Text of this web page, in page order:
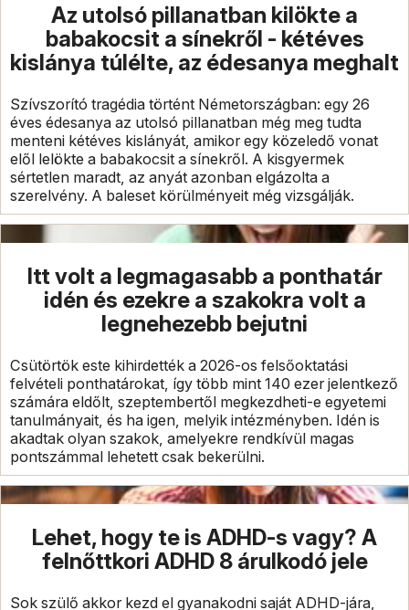
Az utolsó pillanatban kilökte a
babakocsit a sínekről - kétéves
kislánya túlélte, az édesanya meghalt
Szívszorító tragédia történt Németországban: egy 26
éves édesanya az utolsó pillanatban még meg tudta
menteni kétéves kislányát, amikor egy közeledő vonat
elől lelökte a babakocsit a sínekről. A kisgyermek
sértetlen maradt, az anyát azonban elgázolta a
szerelvény. A baleset körülményeit még vizsgálják.
Itt volt a legmagasabb a ponthatár
idén és ezekre a szakokra volt a
legnehezebb bejutni
Csütörtök este kihirdették a 2026-os felsőoktatási
felvételi ponthatárokat, így több mint 140 ezer jelentkező
számára eldőlt, szeptembertől megkezdheti-e egyetemi
tanulmányait, és ha igen, melyik intézményben. Idén is
akadtak olyan szakok, amelyekre rendkívül magas
pontszámmal lehetett csak bekerülni.
Lehet, hogy te is ADHD-s vagy? A
felnőttkori ADHD 8 árulkodó jele
Sok szülő akkor kezd el gyanakodni saját ADHD-jára,